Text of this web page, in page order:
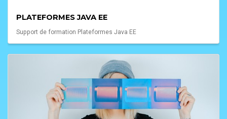
PLATEFORMES JAVA EE
Support de formation Plateformes Java EE